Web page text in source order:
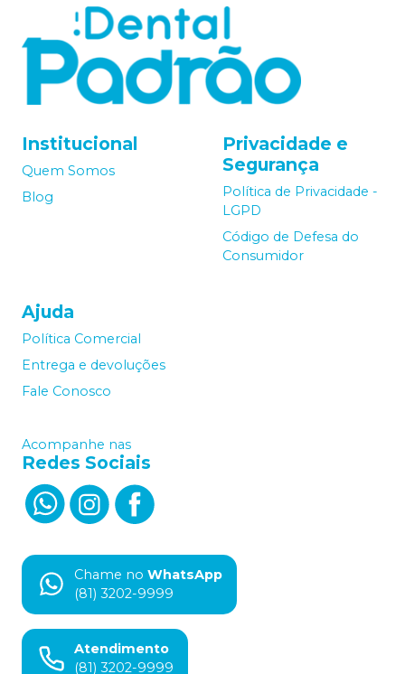
Institucional
Quem Somos
Blog
Privacidade e
Segurança
Política de Privacidade -
LGPD
Código de Defesa do
Consumidor
Ajuda
Política Comercial
Entrega e devoluções
Fale Conosco
Acompanhe nas
Redes Sociais
Chame no WhatsApp
(81) 3202-9999
Atendimento
(81) 3202-9999